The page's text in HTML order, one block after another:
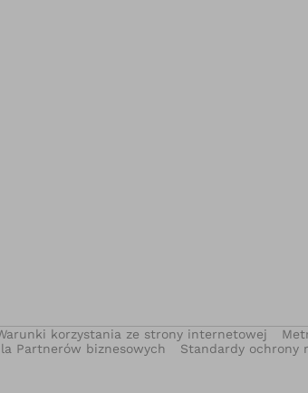
korzystania ze strony internetowej
Partnerów biznesowych Standardy ochrony